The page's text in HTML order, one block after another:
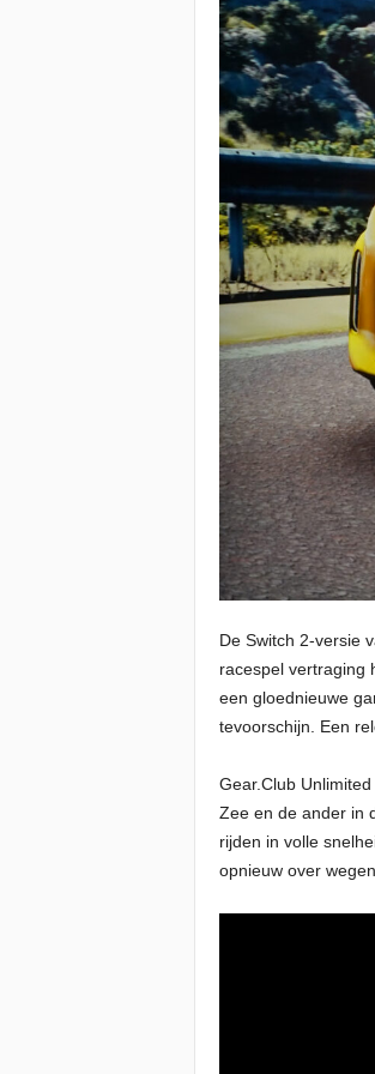
De Switch 2-versie
racespel vertraging
een gloednieuwe
tevoorschijn. Een
Gear.Club
Zee en de ander in
rijden in volle
opnieuw over